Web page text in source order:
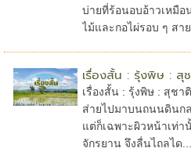
บ่ายที่ร้อนอบอ้าวเหมื
ไม้และกอไผ่รอบ ๆ สาย
เรื่องสั้น : รุ้งพิษ : สุ
เรื่องสั้น : รุ้งพิษ : สุช
ส่ายไปมาบนถนนดินก
แต่ก็เฉพาะผิวหน้าเท่
จักรยาน จึงลื่นไถลได...